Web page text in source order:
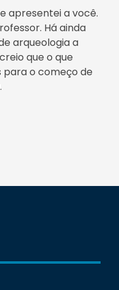
apresentei a você.
Há ainda
arqueologia a
que o que
o começo de